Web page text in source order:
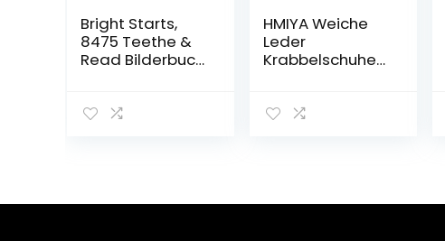
Bright Starts,
8475 Teethe &
Read Bilderbuch
und Beißecken
HMIYA Weiche
Leder
Krabbelschuhe
mit
Monate 12-18